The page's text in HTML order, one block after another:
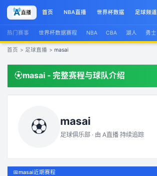
首页 NBA直播 世界杯数据 足球频道
热门赛事 世界杯数据赛程 NBA CBA 湖人 勇士
首页 > 足球直播 > masai
⚽masai - 完整赛程与球队介绍
⚽ masai
足球俱乐部 · 由 A直播 持续追踪
📅masai近期赛程